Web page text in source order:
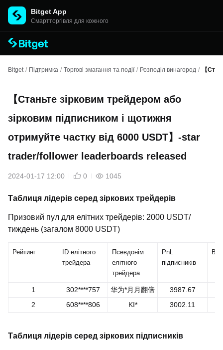
Bitget App
Cмартторгівля для кожного
Bitget / Підтримка / Торгові змагання та події / Розподіл винагород / 【
【Станьте зірковим трейдером або
зірковим підписником і щотижня
отримуйте частку від 6000 USDT】-star
trader/follower leaderboards released
2024-01-17 12:00 0 1045
Таблиця лідерів серед зіркових трейдерів
Призовий пул для елітних трейдерів: 2000 USDT/
тиждень (загалом 8000 USDT)
Рейтинг
ID елітного
трейдера
Псевдонім
елітного
трейдера
PnL
підписників
1 302****757 华为*️月月翻倍
3987.67
2
608****806 KI* 3002.11
Таблиця лідерів серед зіркових підписників